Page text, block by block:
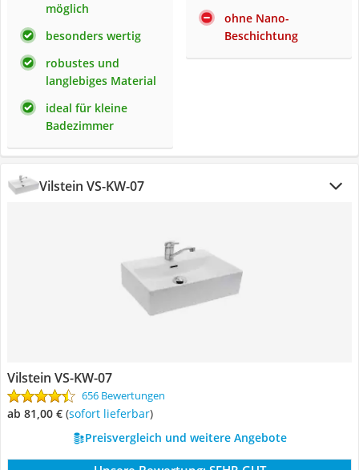
möglich
besonders wertig
robustes und
langlebiges Material
ideal für kleine
Badezimmer
ohne Nano-
Beschichtung
Vilstein VS-KW-07
Vilstein VS-KW-07
656 Bewertungen
ab 81,00 € ( Sofort lieferbar)
Preisvergleich und weitere Angebote